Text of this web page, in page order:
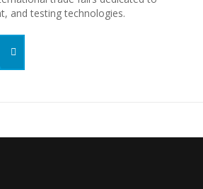
and testing technologies.